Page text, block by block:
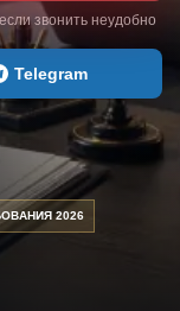
звонить неудобно
Telegram
2026